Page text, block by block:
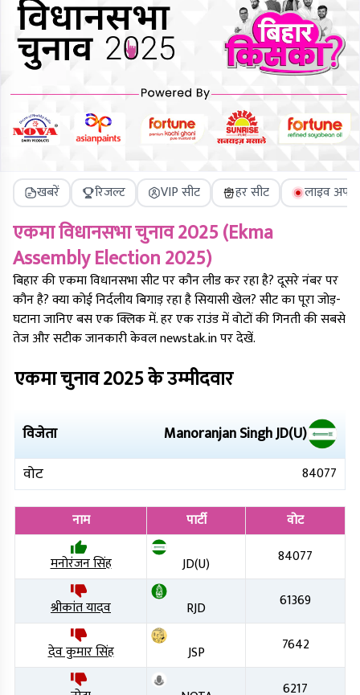
खबरें रिजल्ट VIP सीट हर सीट लाइव
एकमाविधानसभा चुनाव 2025 (Ekma
Assembly Election 2025)
बिहार कीएकमाविधानसभा सीट पर कौन लीड कर रहा है? दूसरे नंबर पर
कौन है? क्या कोई निर्दलीय बिगाड़ रहा है सियासी खेल? सीट का पूरा जोड़-
घटाना जानिए बस एक क्लिक में. हर एक राउंड में वोटों की गिनती की सबसे
तेज और सटीक जानकारी केवल newstak.in पर देखें.
एकमाचुनाव2025के उम्मीदवार
विजेता Manoranjan SinghJD(U)
वोट
84077
नाम पार्टी
वोट
मनोरंजन सिंह
JD(U) 84077
श्रीकांत यादव RJD 61369
देव कुमार सिंह JSP 7642
6217